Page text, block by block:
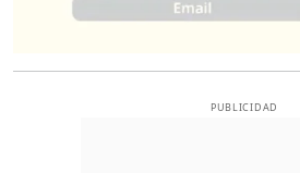
PUBLICIDAD